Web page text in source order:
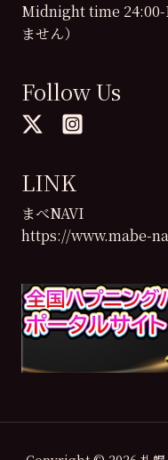
Midnight time 24:00-
ません）
Follow Us
LINK
まべNAVI
https://www.mabe-